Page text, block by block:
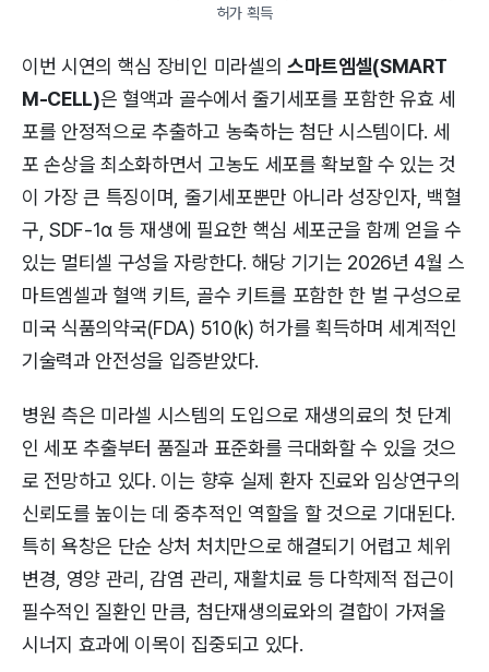
허가 획득
이번 시연의 핵심 장비인 미라셀의 스마트엠셀(SMART
M-CELL)은 혈액과 골수에서 줄기세포를 포함한 유효 세
포를 안정적으로 추출하고 농축하는 첨단 시스템이다. 세
포 손상을 최소화하면서 고농도 세포를 확보할 수 있는 것
이 가장 큰 특징이며, 줄기세포뿐만 아니라 성장인자, 백혈
구, SDF-1α 등 재생에 필요한 핵심 세포군을 함께 얻을 수
있는 멀티셀 구성을 자랑한다. 해당 기기는 2026년 4월 스
마트엠셀과 혈액 키트, 골수 키트를 포함한 한 벌 구성으로
미국 식품의약국(FDA) 510(k) 허가를 획득하며 세계적인
기술력과 안전성을 입증받았다.
병원 측은 미라셀 시스템의 도입으로 재생의료의 첫 단계
인 세포 추출부터 품질과 표준화를 극대화할 수 있을 것으
로 전망하고 있다. 이는 향후 실제 환자 진료와 임상연구의
신뢰도를 높이는 데 중추적인 역할을 할 것으로 기대된다.
특히 욕창은 단순 상처 처치만으로 해결되기 어렵고 체위
변경, 영양 관리, 감염 관리, 재활치료 등 다학제적 접근이
필수적인 질환인 만큼, 첨단재생의료와의 결합이 가져올
시너지 효과에 이목이 집중되고 있다.